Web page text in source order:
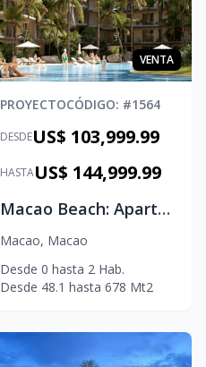
VENTA
PROYECTOCÓDIGO: #1564
DESDEUS$ 103,999.99
HASTAUS$ 144,999.99
Macao Beach: Apartamentos en Macao, Punta Cana
Macao, Macao
Desde 0 hasta 2 Hab.
Desde 48.1 hasta 678 Mt2